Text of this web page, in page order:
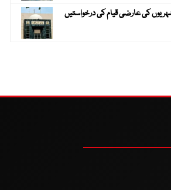
کی عارضی قیام کی درخواستیں